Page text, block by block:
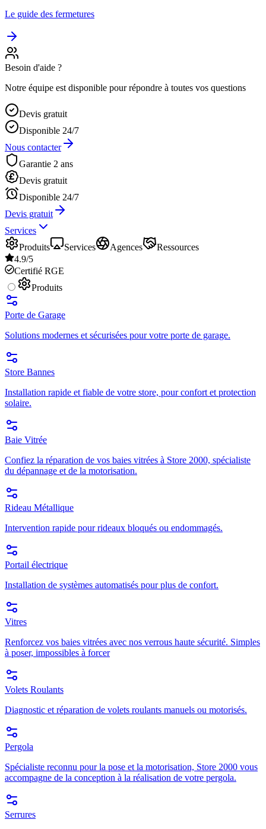
Le guide des fermetures
Besoin d'aide ?
Notre équipe est disponible pour répondre à toutes vos questions
Devis gratuit
Disponible 24/7
Nous contacter
Garantie 2 ans
Devis gratuit
Disponible 24/7
Devis gratuit
Services
Produits
Services Agences
Ressources
4.9/5
Certifié RGE
Produits
Porte de Garage
Solutions modernes et sécurisées pour votre porte de garage.
Store Bannes
Installation rapide et fiable de votre store, pour confort et protection
solaire.
Baie Vitrée
Confiez la réparation de vos baies vitrées à Store 2000, spécialiste
du dépannage et de la motorisation.
Rideau Métallique
Intervention rapide pour rideaux bloqués ou endommagés.
Portail électrique
Installation de systèmes automatisés pour plus de confort.
Vitres
Renforcez vos baies vitrées avec nos verrous haute sécurité. Simples
à poser, impossibles à forcer
Volets Roulants
Diagnostic et réparation de volets roulants manuels ou motorisés.
Pergola
Spécialiste reconnu pour la pose et la motorisation, Store 2000 vous
accompagne de la conception à la réalisation de votre pergola.
Serrures